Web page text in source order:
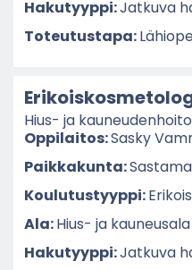
Ha­ku­tyyp­pi:Jat­ku­va
To­teu­tus­ta­pa:
Hius- ja
Op­pi­lai­tos:Sasky
Paik­ka­kun­ta:
Kou­lu­tus­tyyp­pi:
Ala:Hius- ja kau­neusa­la
Ha­ku­tyyp­pi:Jat­ku­va